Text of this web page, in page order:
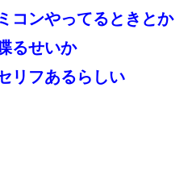
コンやってるときとか
るせいか
リフあるらしい